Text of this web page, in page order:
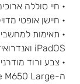
• חיי סוללה ארוכים
• חיישן אופטי
iPadOS ואנדרואיד
• צבע ורוד